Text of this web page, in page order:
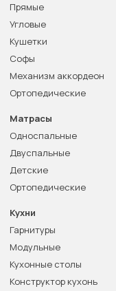
Прямые
Угловые
Кушетки
Софы
Механизм аккордеон
Ортопедические
Матрасы
Односпальные
Двуспальные
Детские
Ортопедические
Кухни
Гарнитуры
Модульные
Кухонные столы
Конструктор кухонь